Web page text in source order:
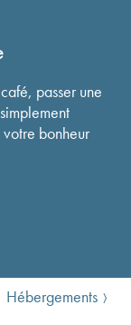
passer une
bonheur
Hébergements